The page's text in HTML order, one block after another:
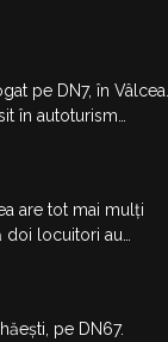
pe DN7, în Vâlcea.
în autoturism
suspecte
are tot mai mulți
doi locuitori au
în doar câteva zile
pe DN67.